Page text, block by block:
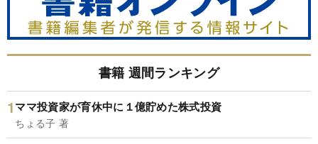
書籍 週間ランキング
ママ投資家が育休中に１億貯めた株式投資
ちょる子 著